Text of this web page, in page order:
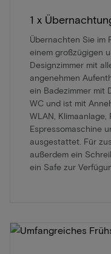
1 x
Übernachten Sie im
einem großzügigen
Designzimmer mit
angenehmen
ein Badezimmer mit
WC und ist mit
WLAN, Klimaanlage,
Espressomaschine
ausgestattet. Für
außerdem ein
ein Safe zur